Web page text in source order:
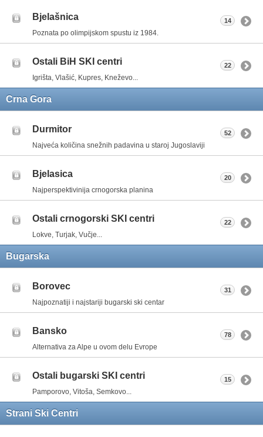
Bjelašnica
Poznata po olimpijskom spustu iz 1984.
14
Ostali BiH SKI centri
Igrišta, Vlašić, Kupres, Kneževo...
22
Crna Gora
Durmitor
Najveća količina snežnih padavina u staroj Jugoslaviji
52
Bjelasica
Najperspektivinija crnogorska planina
20
Ostali crnogorski SKI centri
Lokve, Turjak, Vučje...
22
Bugarska
Borovec
Najpoznatiji i najstariji bugarski ski centar
31
Bansko
Alternativa za Alpe u ovom delu Evrope
78
Ostali bugarski SKI centri
Pamporovo, Vitoša, Semkovo...
15
Strani Ski Centri